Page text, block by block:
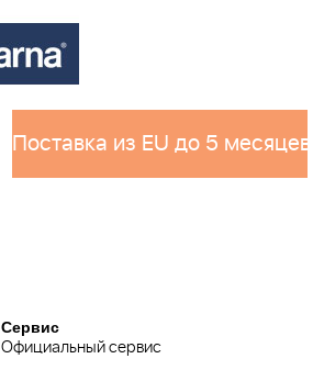
Поставка из EU до 5 месяцев
Сервис
Официальный сервис